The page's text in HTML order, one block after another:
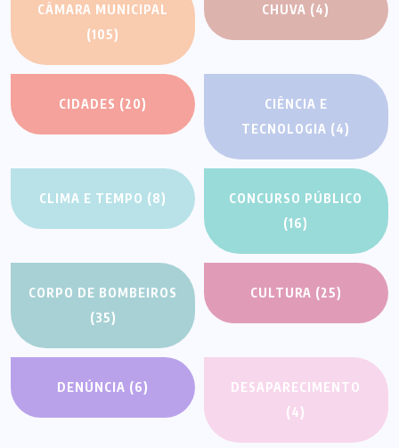
CÂMARA MUNICIPAL
(105)
CHUVA (4)
CIDADES (20)
CIÊNCIA E
TECNOLOGIA (4)
CLIMA E TEMPO (8)
CONCURSO PÚBLICO
(16)
CORPO DE BOMBEIROS
(35)
CULTURA (25)
DENÚNCIA (6)
DESAPARECIMENTO
(4)